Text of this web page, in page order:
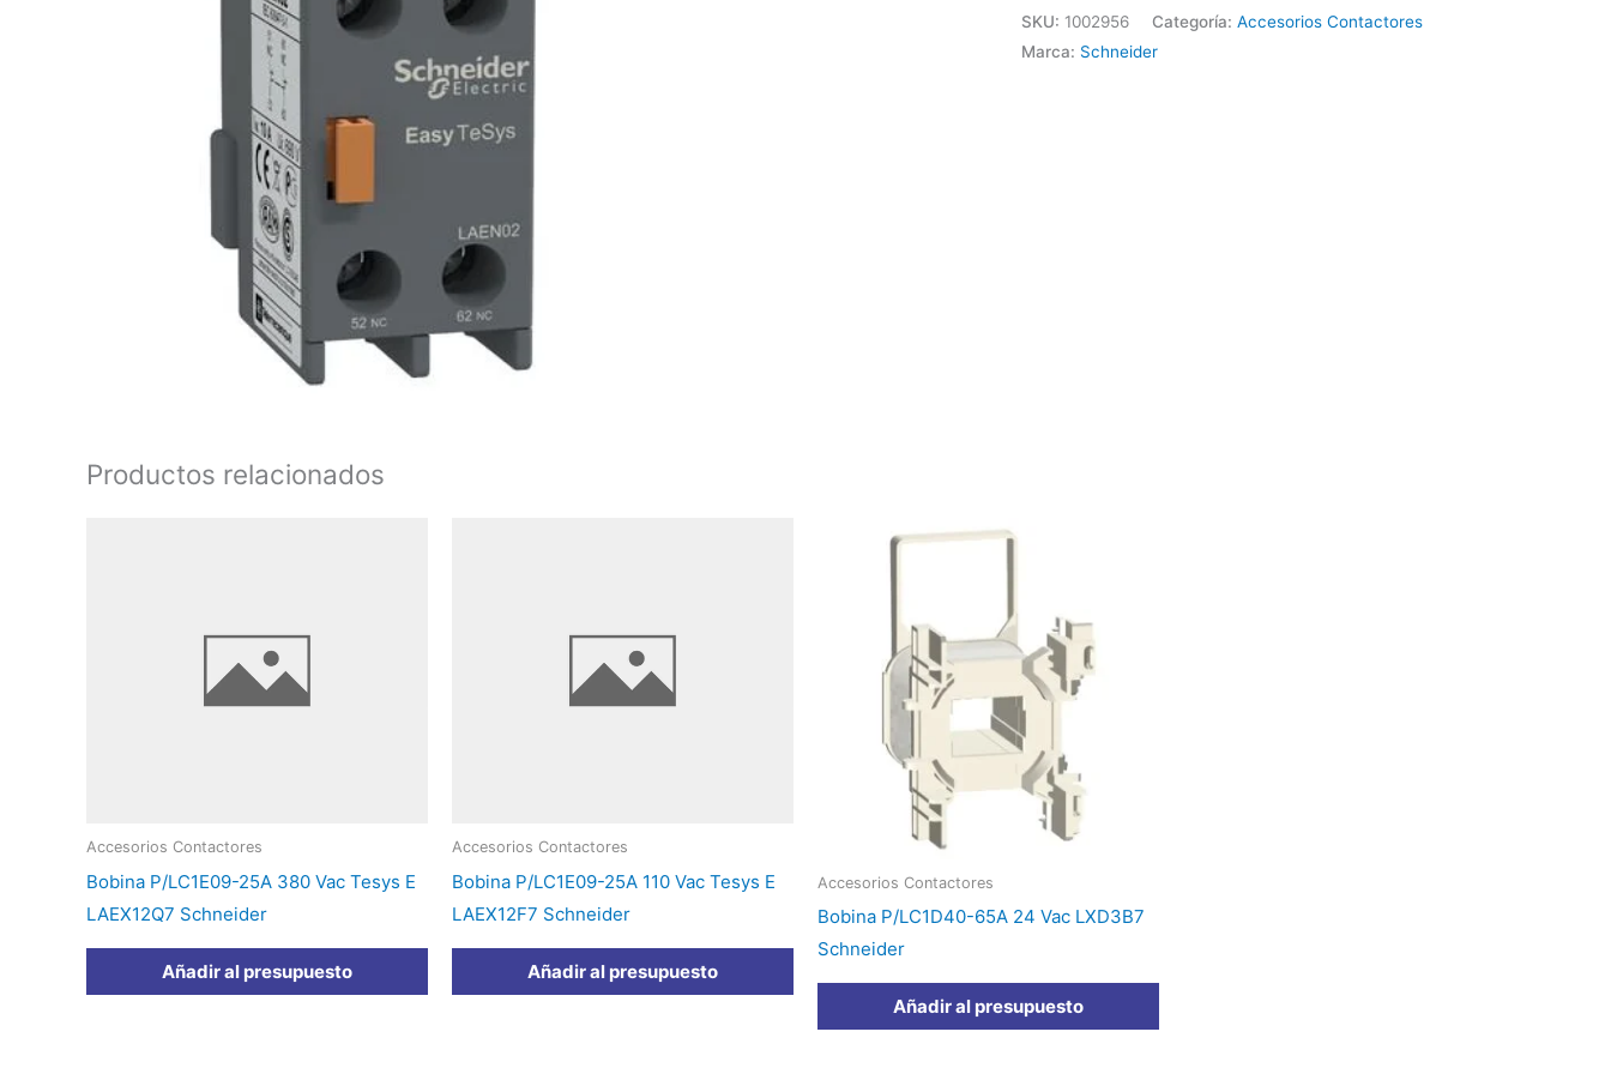
2NC
Tesys
SKU: 1002956 Categoría: Accesorios Contactores
Marca: Schneider
Productos relacionados
Accesorios Contactores
Bobina P/LC1E09-25A 380 Vac Tesys E
LAEX12Q7 Schneider
Añadir al presupuesto
Accesorios Contactores
Bobina P/LC1E09-25A 110 Vac Tesys E
LAEX12F7 Schneider
Añadir al presupuesto
Accesorios Contactores
Bobina P/LC1D40-65A 24 Vac LXD3B7
Schneider
Añadir al presupuesto